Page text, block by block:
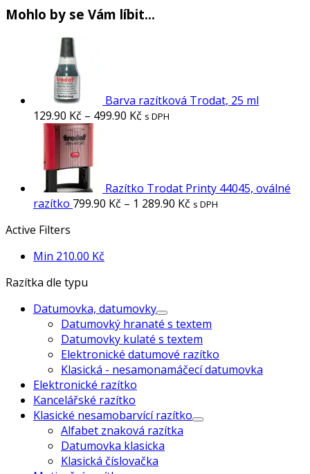
Mohlo by se Vám líbit…
Barva razítková Trodat, 25 ml
129.90 Kč – 499.90 Kč s DPH
Razítko Trodat Printy 44045, oválné
razítko 799.90 Kč – 1 289.90 Kč s DPH
Active Filters
Min 210.00 Kč
Razítka dle typu
Datumovka, datumovky
Datumovký hranaté s textem
Datumovky kulaté s textem
Elektronické datumové razítko
Klasická - nesamonamáčecí datumovka
Elektronické razítko
Kancelářské razítko
Klasické nesamobarvící razítko
Alfabet znaková razítka
Datumovka klasicka
Klasická číslovačka